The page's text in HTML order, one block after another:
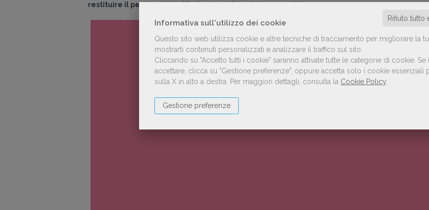
Informativa sull'utilizzo dei cookie
Rifiuto tutto
Questo sito web utilizza cookie e altre tecniche di tracciamento per migliorare la
mostrarti contenuti personalizzati e analizzare il traffico sul sito.
Cliccando su "Accetto tutti i cookie" saranno attivate tutte le categorie di cookie. Se
accettare, clicca su "Gestione preferenze", oppure accetta solo i cookie essenziali
sulla X in alto a destra.
Per maggiori dettagli, consulta la Cookie Policy
Gestione preferenze
restituire il percorso identitarioche sta facendo la casa editrice.